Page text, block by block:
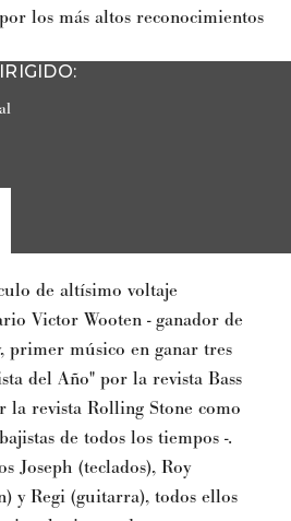
los más altos reconocimientos
:
de altísimo voltaje
Victor Wooten - ganador de
primer músico en ganar tres
del Año" por la revista Bass
la revista Rolling Stone como
de todos los tiempos -.
Joseph (teclados), Roy
y Regi (guitarra), todos ellos